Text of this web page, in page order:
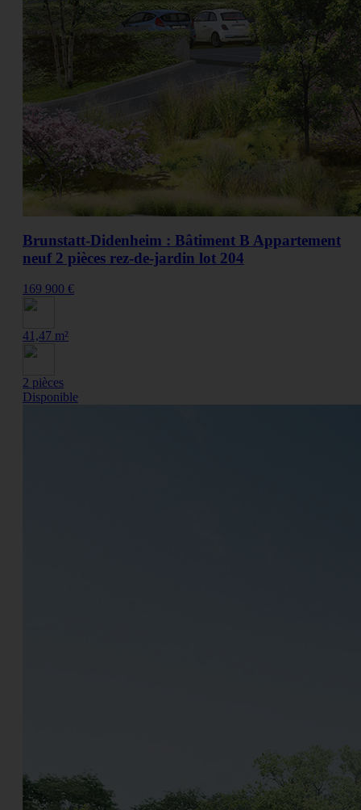
Brunstatt-Didenheim : Bâtiment B Appartement
neuf 2 pièces rez-de-jardin lot 204
169 900 €
41,47 m²
2 pièces
Disponible